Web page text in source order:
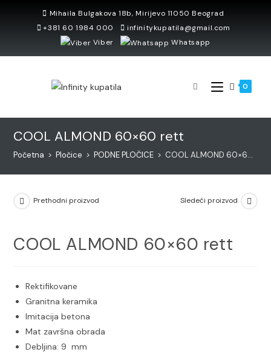
Mihaila Bulgakova 18b, Mirijevo 11050 Beograd
+381 60 1984 000
infinitykupatila@gmail.com
Viber
Whatsapp
0
COOL ALMOND 60×60 rett
Početna > Pločice > PODNE PLOČICE > COOL ALMOND 60×60 rett
Prethodni proizvod Sledeći proizvod
COOL ALMOND 60×60 rett
Rektifikovane
Granitna keramika
Imitacija betona
Mat završna obrada
Debljina: 9 mm